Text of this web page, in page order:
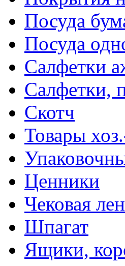
Посуда
Посуда
Салфетки
Салфетки,
Скотч
Товары
Ценники
Чековая
Шпагат
Ящики,